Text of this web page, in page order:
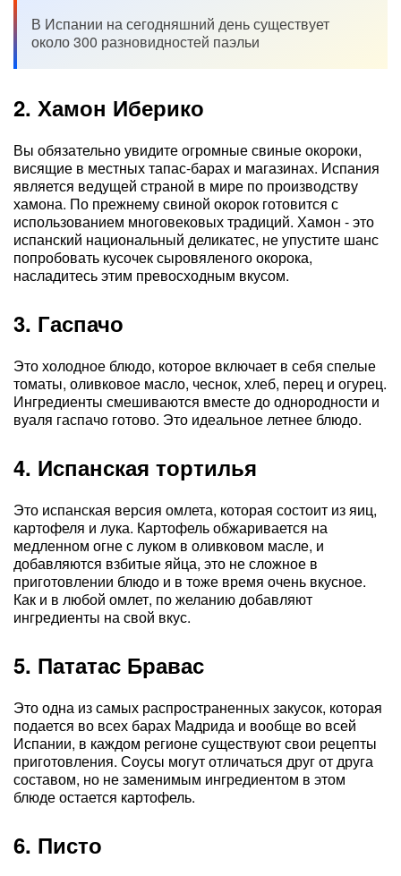
В Испании на сегодняшний день существует
около 300 разновидностей паэльи
2. Хамон Иберико
Вы обязательно увидите огромные свиные окороки,
висящие в местных тапас-барах и магазинах. Испания
является ведущей страной в мире по производству
хамона. По прежнему свиной окорок готовится с
использованием многовековых традиций. Хамон - это
испанский национальный деликатес, не упустите шанс
попробовать кусочек сыровяленого окорока,
насладитесь этим превосходным вкусом.
3. Гаспачо
Это холодное блюдо, которое включает в себя спелые
томаты, оливковое масло, чеснок, хлеб, перец и огурец.
Ингредиенты смешиваются вместе до однородности и
вуаля гаспачо готово. Это идеальное летнее блюдо.
4. Испанская тортилья
Это испанская версия омлета, которая состоит из яиц,
картофеля и лука. Картофель обжаривается на
медленном огне с луком в оливковом масле, и
добавляются взбитые яйца, это не сложное в
приготовлении блюдо и в тоже время очень вкусное.
Как и в любой омлет, по желанию добавляют
ингредиенты на свой вкус.
5. Пататас Бравас
Это одна из самых распространенных закусок, которая
подается во всех барах Мадрида и вообще во всей
Испании, в каждом регионе существуют свои рецепты
приготовления. Соусы могут отличаться друг от друга
составом, но не заменимым ингредиентом в этом
блюде остается картофель.
6. Писто